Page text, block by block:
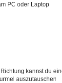
PC oder Laptop
kannst du
auszutauschen